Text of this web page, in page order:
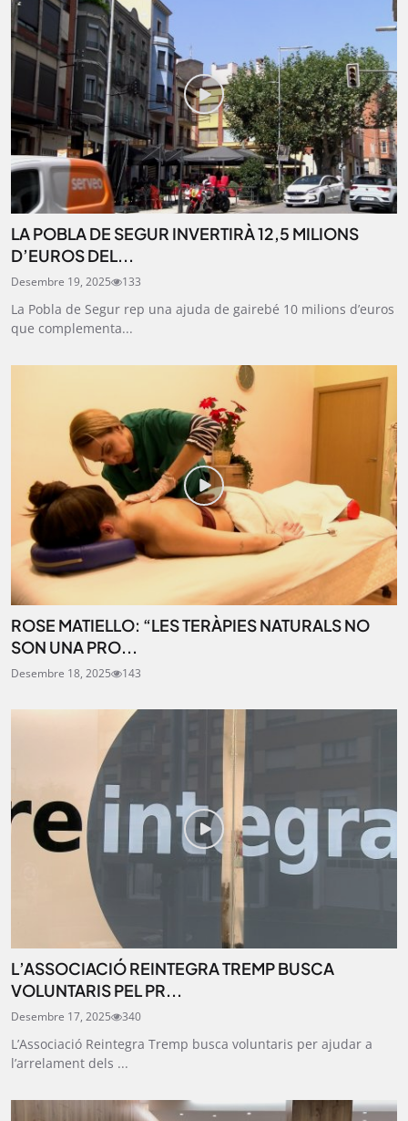
LA POBLA DE SEGUR INVERTIRÀ 12,5 MILIONS
D’EUROS DEL...
Desembre 19, 2025 133
La Pobla de Segur rep una ajuda de gairebé 10 milions d’euros
que complementa...
ROSE MATIELLO: “LES TERÀPIES NATURALS NO
SON UNA PRO...
Desembre 18, 2025 143
L’ASSOCIACIÓ REINTEGRA TREMP BUSCA
VOLUNTARIS PEL PR...
Desembre 17, 2025 340
L’Associació Reintegra Tremp busca voluntaris per ajudar a
l’arrelament dels ...